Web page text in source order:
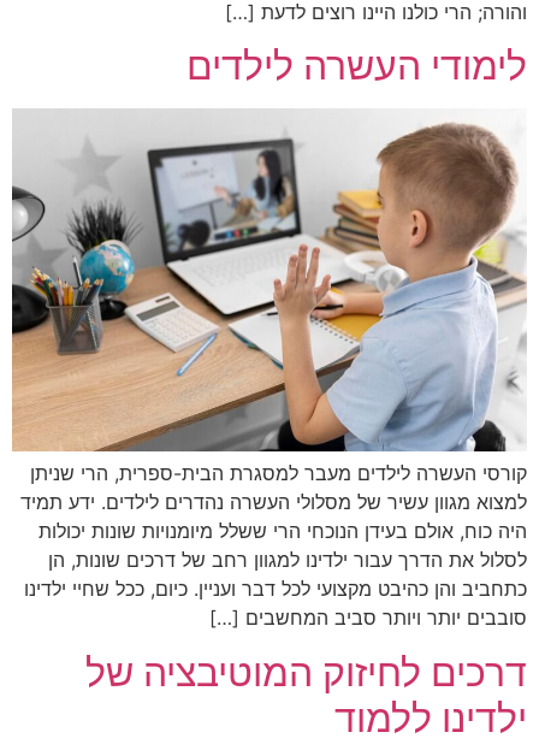
והורה; הרי כולנו היינו רוצים לדעת […]
לימודי העשרה לילדים
קורסי העשרה לילדים מעבר למסגרת הבית-ספרית, הרי שניתן
למצוא מגוון עשיר של מסלולי העשרה נהדרים לילדים. ידע תמיד
היה כוח, אולם בעידן הנוכחי הרי ששלל מיומנויות שונות יכולות
לסלול את הדרך עבור ילדינו למגוון רחב של דרכים שונות, הן
כתחביב והן כהיבט מקצועי לכל דבר ועניין. כיום, ככל שחיי ילדינו
סובבים יותר ויותר סביב המחשבים […]
דרכים לחיזוק המוטיבציה של
ילדינו ללמוד